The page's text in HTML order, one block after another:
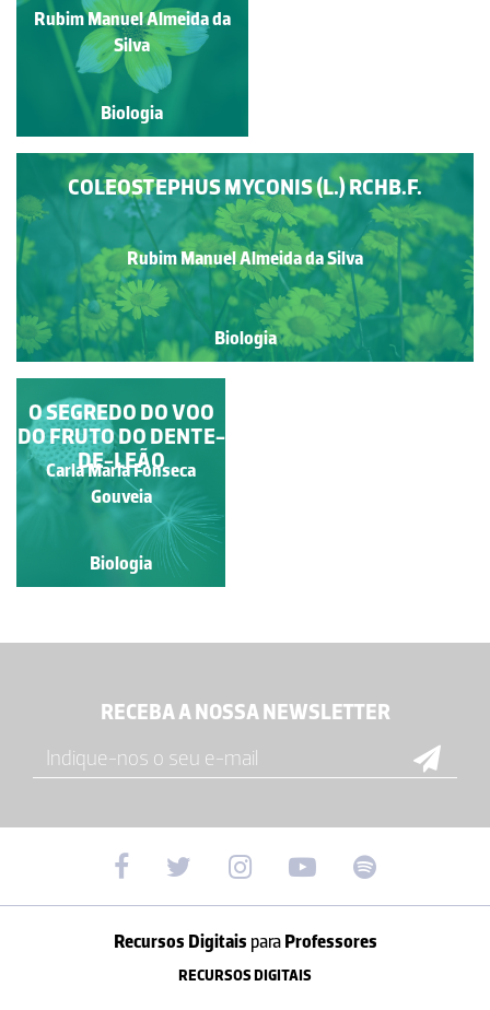
Rubim Manuel Almeida da
Silva
Biologia
Rubim Manuel Almeida da
Silva
Biologia
COLEOSTEPHUS MYCONIS (L.) RCHB.F.
Rubim Manuel Almeida da Silva
Biologia
HYPOCHAERIS
RADICATA L.
Rubim Manuel Almeida da
Silva
Biologia
O SEGREDO DO VOO
DO FRUTO DO DENTE-
DE-LEÃO
Carla Maria Fonseca
Gouveia
Biologia
RECEBA A NOSSA NEWSLETTER
Recursos Digitais paraProfessores
RECURSOS DIGITAIS